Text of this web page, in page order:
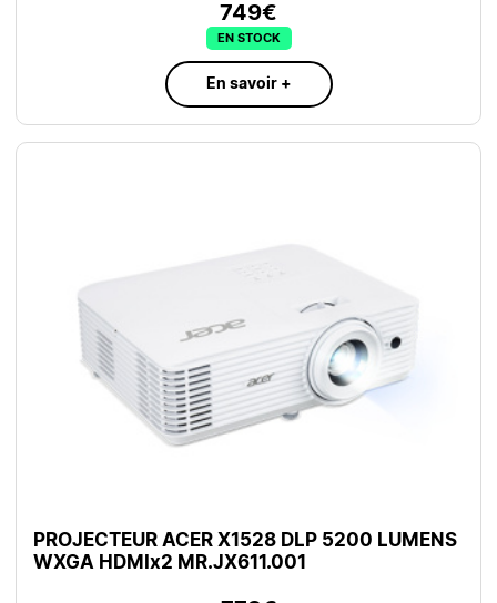
749€
EN STOCK
En savoir +
PROJECTEUR ACER X1528 DLP 5200 LUMENS
WXGA HDMIx2 MR.JX611.001